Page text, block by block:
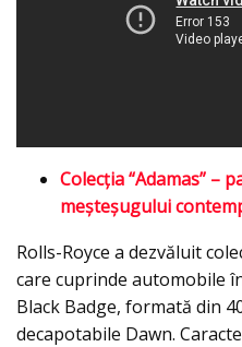
Colecţia “Adamas” –
meșteșugului
Rolls-Royce a dezvăluit
care cuprinde automobile
Black Badge, formată din
decapotabile Dawn.